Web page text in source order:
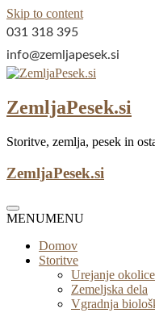
Skip to content
031 318 395
info@zemljapesek.si
ZemljaPesek.si
Storitve, zemlja, pesek in
ZemljaPesek.si
MENUMENU
Domov
Storitve
Urejanje okolice
Zemeljska dela
Vgradnja